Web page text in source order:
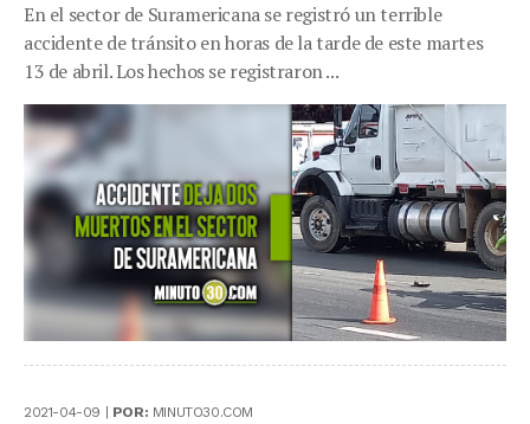
En el sector de Suramericana se registró un terrible
accidente de tránsito en horas de la tarde de este martes
13 de abril. Los hechos se registraron ...
2021-04-09 | POR: MINUTO30.COM